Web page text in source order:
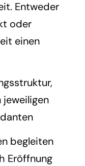
Entweder
oder
einen
begleiten
Eröffnung